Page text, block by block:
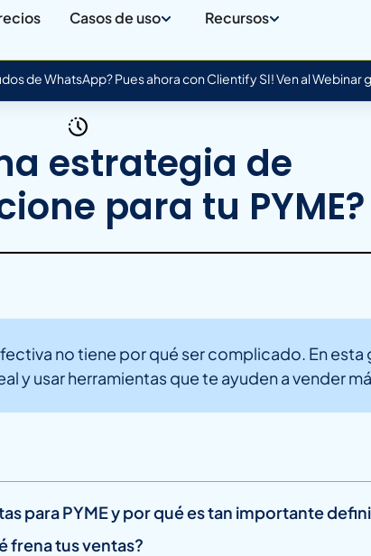
Casos de uso Recursos
de WhatsApp? Pues ahora con Clientify SI! Ven al
estrategia de
para tu PYME?
no tiene por qué ser complicado. En
y usar herramientas que te ayuden a vender
para PYME y por qué es tan importante
frena tus ventas?